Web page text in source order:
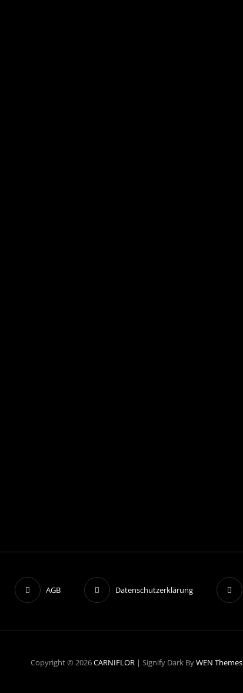
AGB Datenschutzerklärung
Copyright © 2026CARNIFLOR | Signify Dark ByWEN Themes